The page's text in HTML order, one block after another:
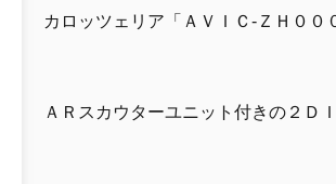
カロッツェリア「ＡＶＩＣ-ＺＨ００
ＡＲスカウターユニット付きの２Ｄ